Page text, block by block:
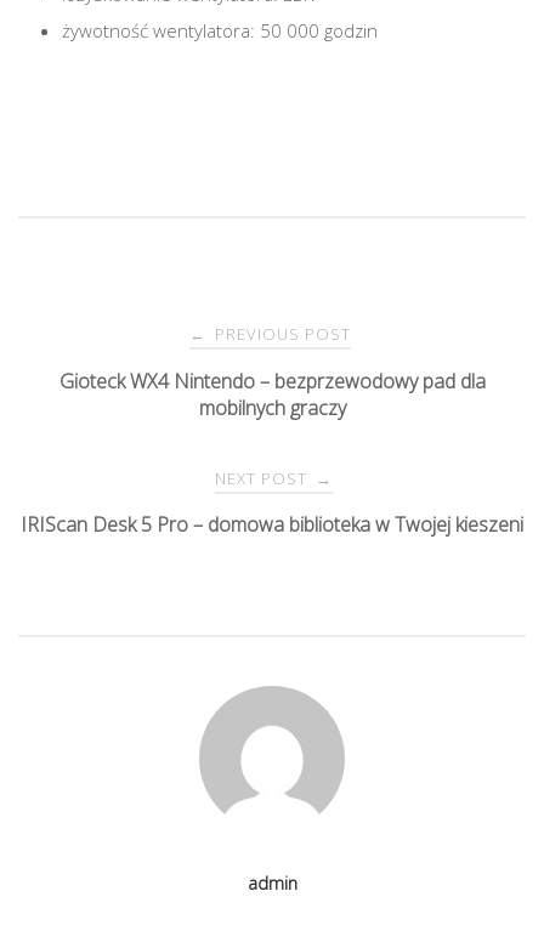
żywotność wentylatora: 50 000 godzin
← PREVIOUS POST
Gioteck WX4 Nintendo – bezprzewodowy pad dla
mobilnych graczy
NEXT POST →
IRIScan Desk 5 Pro – domowa biblioteka w Twojej kieszeni
admin